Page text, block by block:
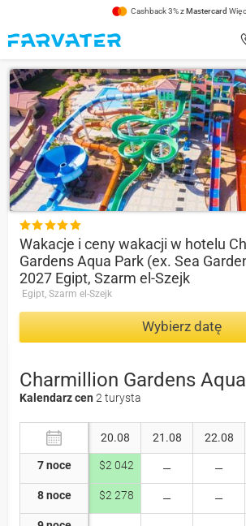
Cashback 3% zMastercard

Wakacje i ceny wakacji w hotelu
Gardens Aqua Park (ex. Sea
2027 Egipt, Szarm el-Szejk
Egipt, Szarm el-Szejk
Wybierz datę
Kalendarz cen 2 turysta
7 noce
8 noce
20.08 21.08 22.08
$2 042
$2 278